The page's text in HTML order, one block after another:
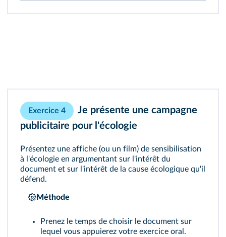
Exercice 4
Je présente une campagne
publicitaire pour l'écologie
Présentez une affiche (ou un film) de sensibilisation
à l'écologie en argumentant sur l'intérêt du
document et sur l'intérêt de la cause écologique qu'il
défend.
Méthode
Prenez le temps de choisir le document sur
lequel vous appuierez votre exercice oral.